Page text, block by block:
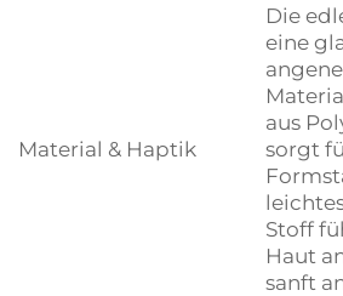
Material & Haptik
Die
eine
aus
sorgt
Stoff
Haut
sanft